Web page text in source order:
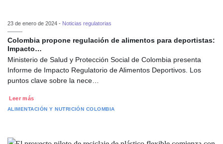
23 de enero de 2024 - Noticias regulatorias
Colombia propone regulación de alimentos para deportistas:
Impacto…
Ministerio de Salud y Protección Social de Colombia presenta
Informe de Impacto Regulatorio de Alimentos Deportivos. Los
puntos clave sobre la nece…
Leer más
ALIMENTACIÓN Y NUTRICIÓN COLOMBIA